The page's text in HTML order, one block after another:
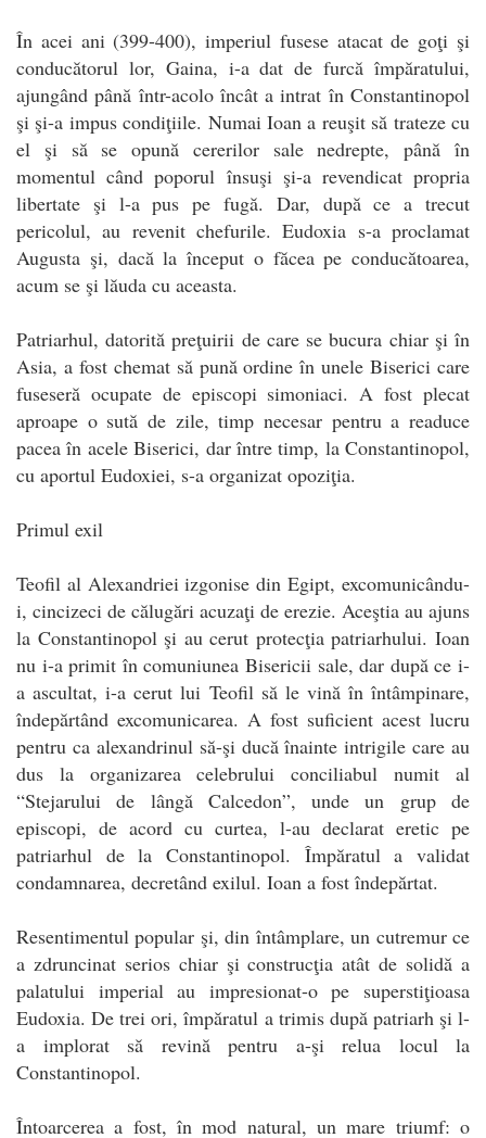
În acei ani (399-400), imperiul fusese atacat de goţi şi
conducătorul lor, Gaina, i-a dat de furcă împăratului,
ajungând până într-acolo încât a intrat în Constantinopol
şi şi-a impus condiţiile. Numai Ioan a reuşit să trateze cu
el şi să se opună cererilor sale nedrepte, până în
momentul când poporul însuşi şi-a revendicat propria
libertate şi l-a pus pe fugă. Dar, după ce a trecut
pericolul, au revenit chefurile. Eudoxia s-a proclamat
Augusta şi, dacă la început o făcea pe conducătoarea,
acum se şi lăuda cu aceasta.
Patriarhul, datorită preţuirii de care se bucura chiar şi în
Asia, a fost chemat să pună ordine în unele Biserici care
fuseseră ocupate de episcopi simoniaci. A fost plecat
aproape o sută de zile, timp necesar pentru a readuce
pacea în acele Biserici, dar între timp, la Constantinopol,
cu aportul Eudoxiei, s-a organizat opoziţia.
Primul exil
Teofil al Alexandriei izgonise din Egipt, excomunicându-
i, cincizeci de călugări acuzaţi de erezie. Aceştia au ajuns
la Constantinopol şi au cerut protecţia patriarhului. Ioan
nu i-a primit în comuniunea Bisericii sale, dar după ce i-
a ascultat, i-a cerut lui Teofil să le vină în întâmpinare,
îndepărtând excomunicarea. A fost suficient acest lucru
pentru ca alexandrinul să-şi ducă înainte intrigile care au
dus la organizarea celebrului conciliabul numit al
“Stejarului de lângă Calcedon”, unde un grup de
episcopi, de acord cu curtea, l-au declarat eretic pe
patriarhul de la Constantinopol. Împăratul a validat
condamnarea, decretând exilul. Ioan a fost îndepărtat.
Resentimentul popular şi, din întâmplare, un cutremur ce
a zdruncinat serios chiar şi construcţia atât de solidă a
palatului imperial au impresionat-o pe superstiţioasa
Eudoxia. De trei ori, împăratul a trimis după patriarh şi l-
a implorat să revină pentru a-şi relua locul la
Constantinopol.
Întoarcerea a fost, în mod natural, un mare triumf: o